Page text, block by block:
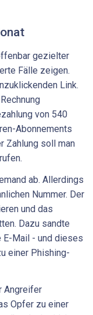
gezielter
Fälle zeigen.
Link.
von 540
Abonnements
Zahlung soll man
ab. Allerdings
Nummer. Der
und das
Dazu sandte
E-Mail - und dieses
einer Phishing-
Angreifer
Opfer zu einer